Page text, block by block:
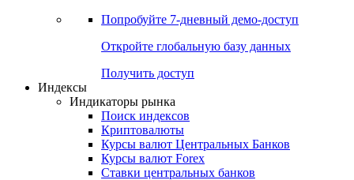
Попробуйте 7-дневный демо-доступ
Откройте глобальную базу данных
Получить доступ
Индексы
Индикаторы рынка
Поиск индексов
Криптовалюты
Курсы валют Центральных Банков
Курсы валют Forex
Ставки центральных банков